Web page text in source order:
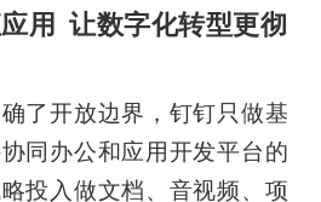
用 让数字化转型更彻
了开放边界，钉钉只做基
同办公和应用开发平台的
投入做文档、音视频、项